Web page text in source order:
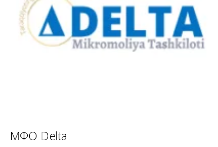
МФО Delta